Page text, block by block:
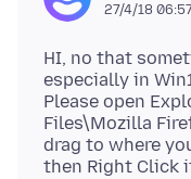
27/4/18
HI, no that
especially in
Please open
Files\Mozilla
drag to where
then Right Click